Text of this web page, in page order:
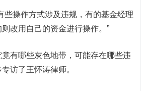
操作方式涉及违规，有的基金经理
改用自己的资金进行操作。”
哪些灰色地带，可能存在哪些违
访了王怀涛律师。